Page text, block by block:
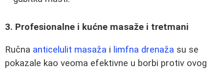
3. Profesionalne i kućne masaže i tretmani
Ručna anticelulit masaža i limfna drenaža su se
pokazale kao veoma efektivne u borbi protiv ovog